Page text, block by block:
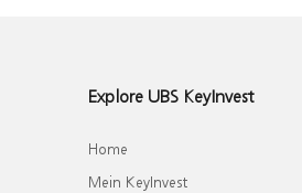
Explore UBS KeyInvest
Home
Mein KeyInvest